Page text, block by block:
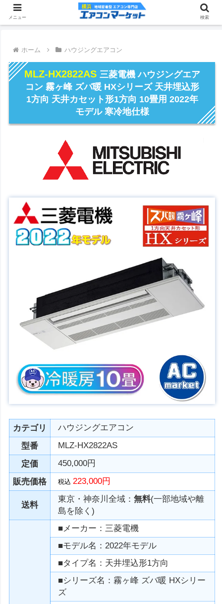
ホーム ハウジングエアコン
MLZ-HX2822AS 三菱電機 ハウジングエア
コン 霧ヶ峰 ズバ暖 HXシリーズ 天井埋込形
1方向 天井カセット形1方向 10畳用 2022年
モデル 寒冷地仕様
カテゴリ
ハウジングエアコン
型番
MLZ-HX2822AS
定価
450,000円
販売価格
税込223,000円
送料
東京・神奈川全域：無料(一部地域や離
島を除く)
■メーカー：三菱電機
■モデル名：2022年モデル
■タイプ名：天井埋込形1方向
■シリーズ名：霧ヶ峰 ズバ暖 HXシリー
ズ
メニュー 検索